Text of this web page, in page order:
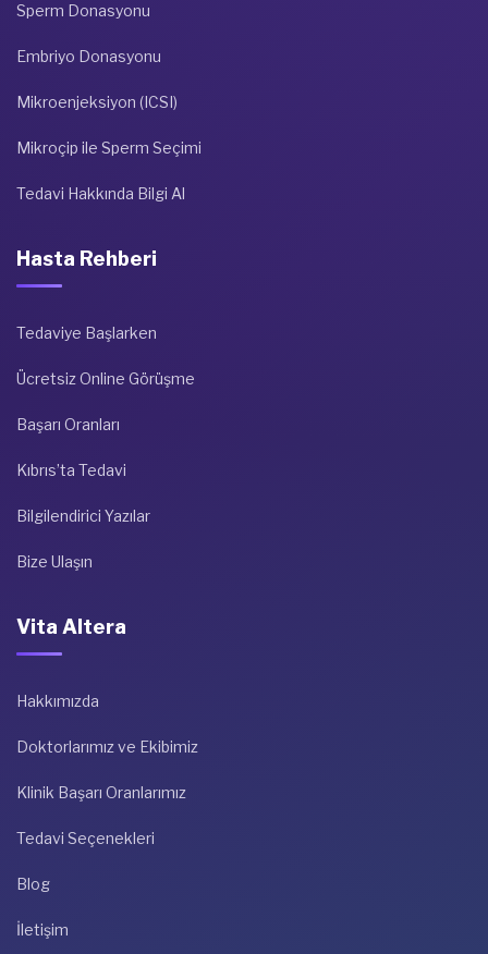
Sperm Donasyonu
Embriyo Donasyonu
Mikroenjeksiyon (ICSI)
Mikroçip ile Sperm Seçimi
Tedavi Hakkında Bilgi Al
Hasta Rehberi
Tedaviye Başlarken
Ücretsiz Online Görüşme
Başarı Oranları
Kıbrıs’ta Tedavi
Bilgilendirici Yazılar
Bize Ulaşın
Vita Altera
Hakkımızda
Doktorlarımız ve Ekibimiz
Klinik Başarı Oranlarımız
Tedavi Seçenekleri
Blog
İletişim